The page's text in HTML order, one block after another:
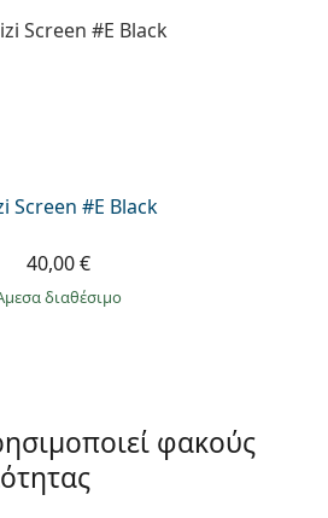
Screen #E Black
40,00 €
άμεσα διαθέσιμο
φακούς